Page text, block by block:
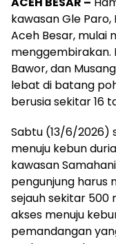
kawasan Gle
Aceh Besar, mulai
menggembirakan.
Bawor, dan
lebat di batang
berusia sekitar 16
Sabtu (13/6/2026)
menuju kebun
kawasan
pengunjung harus
sejauh sekitar 500
akses menuju
pemandangan